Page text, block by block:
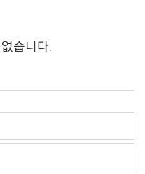
습니다.